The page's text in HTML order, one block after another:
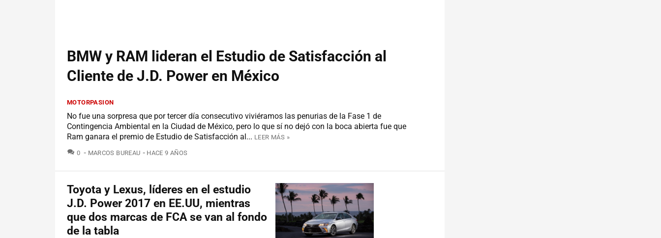
BMW y RAM lideran el Estudio de Satisfacción al
Cliente de J.D. Power en México
MOTORPASION
No fue una sorpresa que por tercer día consecutivo viviéramos las penurias de la Fase 1 de
Contingencia Ambiental en la Ciudad de México, pero lo que sí no dejó con la boca abierta fue que
Ram ganara el premio de Estudio de Satisfacción al... LEER MÁS »
0 COMENTARIOS
MARCOS BUREAU HACE 9 AÑOS
Toyota y Lexus, líderes en el estudio
J.D. Power 2017 en EE.UU, mientras
que dos marcas de FCA se van al fondo
de la tabla